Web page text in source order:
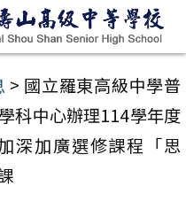
> 國立羅東高級中學普
科中心辦理114學年度
深加廣選修課程「思